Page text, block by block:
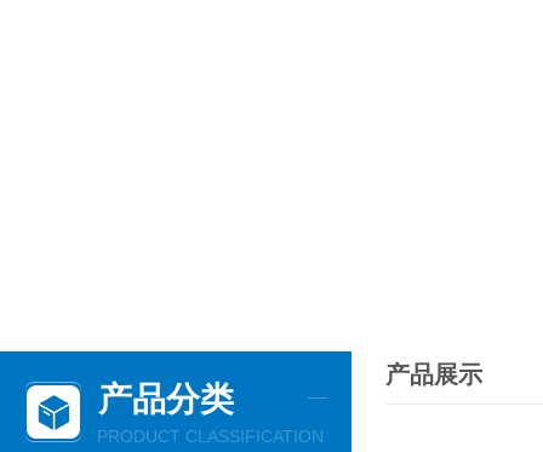
产品分类
PRODUCT CLASSIFICATION
产品展示